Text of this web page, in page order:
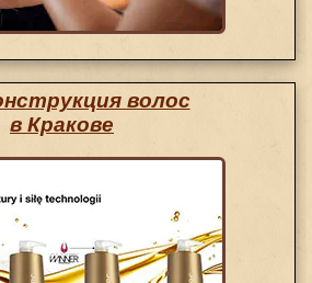
волос
в Кракове